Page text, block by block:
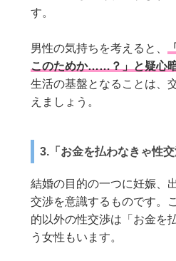
す。
男性の気持ちを考えると、
このためか……？」と疑心
生活の基盤となることは、
えましょう。
3.「お金を払わなきゃ性交
結婚の目的の一つに妊娠、
交渉を意識するものです。
的以外の性交渉は「お金を
う女性もいます。